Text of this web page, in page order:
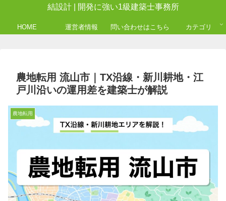
結設計 | 開発に強い1級建築士事務所
HOME 運営者情報 問い合わせはこちら カテゴリ
農地転用 流山市｜TX沿線・新川耕地・江
戸川沿いの運用差を建築士が解説
農地転用